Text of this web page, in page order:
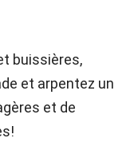
buissières,
et arpentez un
et de